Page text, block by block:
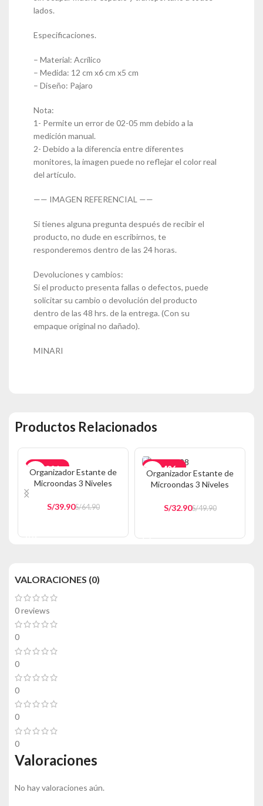
lados.
Especificaciones.
– Material: Acrílico
– Medida: 12 cm x6 cm x5 cm
– Diseño: Pajaro
Nota:
1- Permite un error de 02-05 mm debido a la
medición manual.
2- Debido a la diferencia entre diferentes
monitores, la imagen puede no reflejar el color real
del artículo.
—— IMAGEN REFERENCIAL ——
Si tienes alguna pregunta después de recibir el
producto, no dude en escribirnos, te
responderemos dentro de las 24 horas.
Devoluciones y cambios:
Si el producto presenta fallas o defectos, puede
solicitar su cambio o devolución del producto
dentro de las 48 hrs. de la entrega. (Con su
empaque original no dañado).
MINARI
Productos Relacionados
-39%
AGOTADO
Organizador Estante de
Microondas 3 Niveles
S/64.90
S/39.90
-34%
Organizador Estante de
Microondas 3 Niveles
S/49.90
S/32.90
VALORACIONES (0)
0 reviews
0
0
0
0
0
Valoraciones
No hay valoraciones aún.